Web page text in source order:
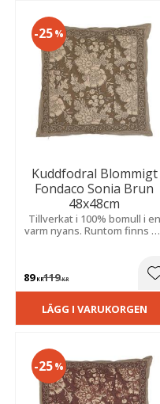
Kuddfodral Blommigt
Fondaco Sonia Brun
48x48cm
Tillverkat i 100% bomull i en
varm nyans. Runtom finns en
89KR119KR
25%
LÄGG I VARUKORGEN
25%